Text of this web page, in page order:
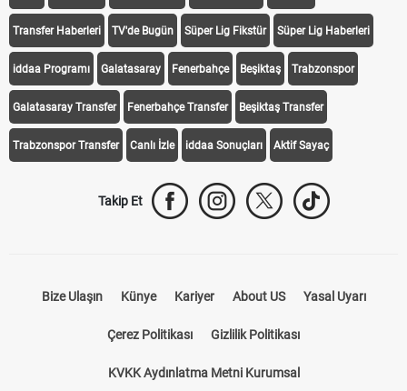
Transfer Haberleri TV'de Bugün Süper Lig Fikstür Süper Lig Haberleri
iddaa Programı Galatasaray Fenerbahçe Beşiktaş Trabzonspor
Galatasaray Transfer Fenerbahçe Transfer Beşiktaş Transfer
Trabzonspor Transfer Canlı İzle iddaa Sonuçları Aktif Sayaç
Takip Et
Bize Ulaşın Künye Kariyer About US Yasal Uyarı
Çerez Politikası Gizlilik Politikası
KVKK Aydınlatma Metni Kurumsal